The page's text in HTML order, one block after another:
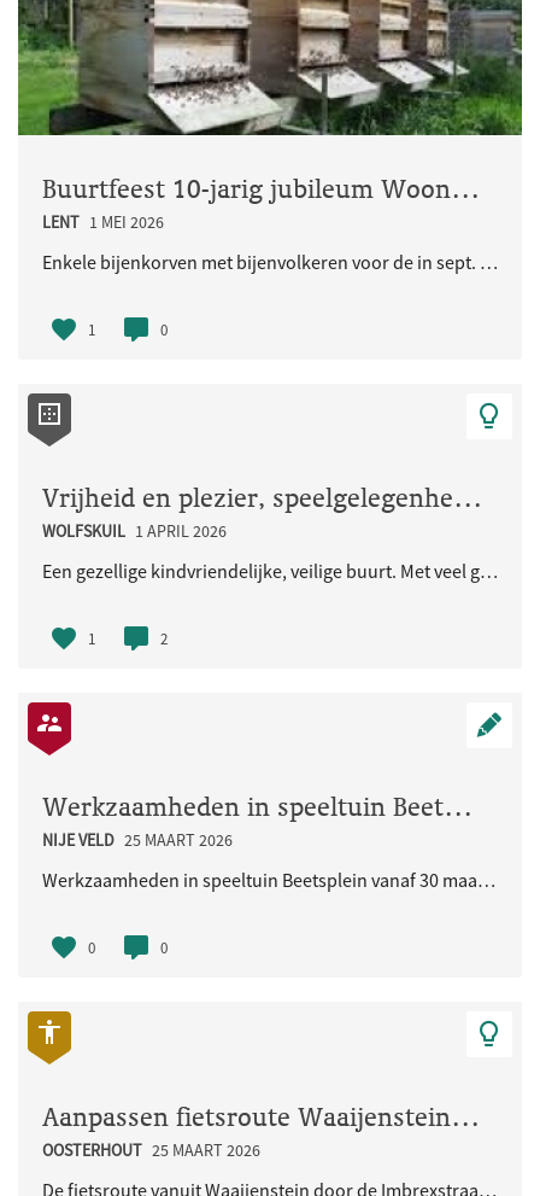
Buurtfeest 10-jarig jubileum Woongemeenschap Eikpunt
LENT 1 MEI 2026
Enkele bijenkorven met bijenvolkeren voor de in sept. 2026 jubilerende Ecologische Woongemeenschap..
1 0
Vrijheid en plezier, speelgelegenheid voor de kinderen en iedereen
WOLFSKUIL 1 APRIL 2026
Een gezellige kindvriendelijke, veilige buurt. Met veel groen en natuurlijke speelaangelegenheden...
1 2
Werkzaamheden in speeltuin Beetsplein vanaf 30 maart 2026
NIJE VELD 25 MAART 2026
Werkzaamheden in speeltuin Beetsplein vanaf 30 maart 2026
0 0
Aanpassen fietsroute Waaijenstein - Imbrexstraat - Terralaan inclusief oversteek busbaan
OOSTERHOUT 25 MAART 2026
De fietsroute vanuit Waaijenstein door de Imbrexstraat naar de Terralaan/busbaan is onduidelijk en..